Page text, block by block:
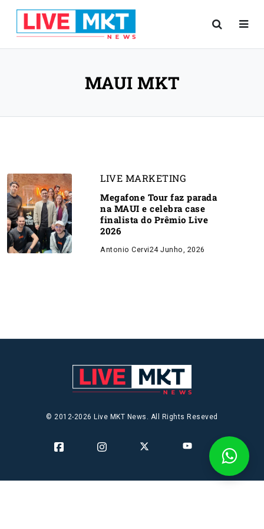
MAUI MKT
LIVE MARKETING
Megafone Tour faz parada
na MAUI e celebra case
finalista do Prêmio Live
2026
Antonio Cervi24 Junho, 2026
© 2012-2026 Live MKT News. All Rights Reseved